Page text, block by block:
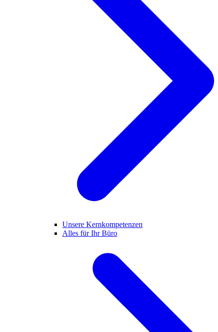
Unsere Kernkompetenzen
Alles für Ihr Büro